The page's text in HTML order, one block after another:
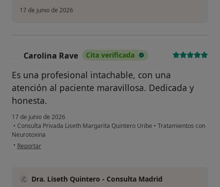
17 de junio de 2026
Carolina Rave Cita verificada
Es una profesional intachable, con una
atención al paciente maravillosa. Dedicada y
honesta.
17 de junio de 2026
• Consulta Privada Liseth Margarita Quintero Uribe • Tratamientos con
Neurotoxina
• en opinión del usuario Carolina Rave
Reportar
Dra. Liseth Quintero - Consulta Madrid